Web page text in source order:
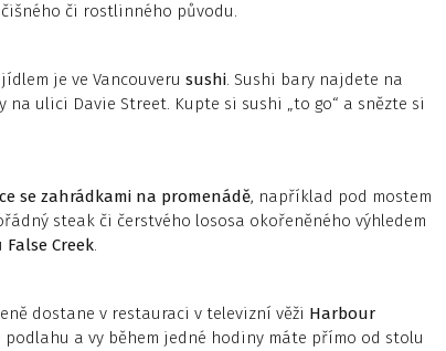
či rostlinného původu.
je ve Vancouveru sushi. Sushi bary najdete na
na ulici Davie Street. Kupte si sushi „to go“ a snězte si
se zahrádkami na promenádě, například pod mostem
steak či čerstvého lososa okořeněného výhledem
False Creek.
dostane v restauraci v televizní věži Harbour
a vy během jedné hodiny máte přímo od stolu